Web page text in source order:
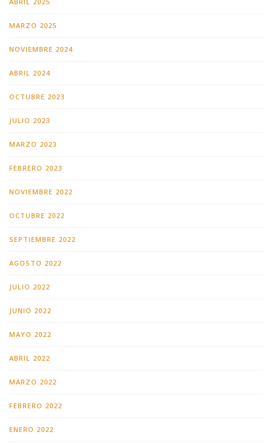
MARZO 2025
NOVIEMBRE 2024
ABRIL 2024
OCTUBRE 2023
JULIO 2023
MARZO 2023
FEBRERO 2023
NOVIEMBRE 2022
OCTUBRE 2022
SEPTIEMBRE 2022
AGOSTO 2022
JULIO 2022
JUNIO 2022
MAYO 2022
ABRIL 2022
MARZO 2022
FEBRERO 2022
ENERO 2022